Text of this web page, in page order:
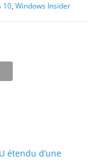
10, Windows Insider
étendu d’une